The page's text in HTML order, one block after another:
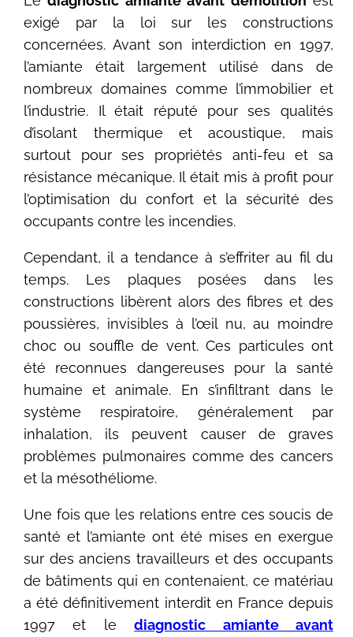
exigé par la loi sur les constructions
concernées. Avant son interdiction en 1997,
l’amiante était largement utilisé dans de
nombreux domaines comme l’immobilier et
l’industrie. Il était réputé pour ses qualités
d’isolant thermique et acoustique, mais
surtout pour ses propriétés anti-feu et sa
résistance mécanique. Il était mis à profit pour
l’optimisation du confort et la sécurité des
occupants contre les incendies.
Cependant, il a tendance à s’effriter au fil du
temps. Les plaques posées dans les
constructions libèrent alors des fibres et des
poussières, invisibles à l’œil nu, au moindre
choc ou souffle de vent. Ces particules ont
été reconnues dangereuses pour la santé
humaine et animale. En s’infiltrant dans le
système respiratoire, généralement par
inhalation, ils peuvent causer de graves
problèmes pulmonaires comme des cancers
et la mésothéliome.
Une fois que les relations entre ces soucis de
santé et l’amiante ont été mises en exergue
sur des anciens travailleurs et des occupants
de bâtiments qui en contenaient, ce matériau
a été définitivement interdit en France depuis
1997 et lediagnostic amiante avant